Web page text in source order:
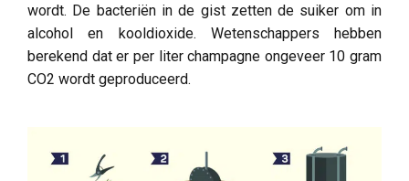
wordt. De bacteriën in de gist zetten de suiker om in
alcohol en kooldioxide. Wetenschappers hebben
berekend dat er per liter champagne ongeveer 10 gram
CO2 wordt geproduceerd.